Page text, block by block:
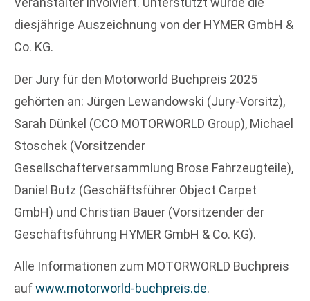
diesjährige Auszeichnung von der HYMER GmbH &
Co. KG.
Der Jury für den Motorworld Buchpreis 2025
gehörten an: Jürgen Lewandowski (Jury-Vorsitz),
Sarah Dünkel (CCO MOTORWORLD Group), Michael
Stoschek (Vorsitzender
Gesellschafterversammlung Brose Fahrzeugteile),
Daniel Butz (Geschäftsführer Object Carpet
GmbH) und Christian Bauer (Vorsitzender der
Geschäftsführung HYMER GmbH & Co. KG).
Alle Informationen zum MOTORWORLD Buchpreis
aufwww.motorworld-buchpreis.de.